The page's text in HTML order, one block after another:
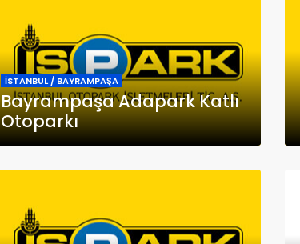
İSTANBUL / BAYRAMPAŞA
Bayrampaşa Adapark Katlı
Otoparkı